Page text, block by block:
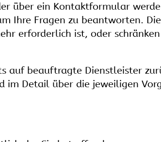
über ein Kontaktformular
Ihre Fragen zu beantworten.
erforderlich ist, oder
auf beauftragte Dienstleister
im Detail über die jeweiligen